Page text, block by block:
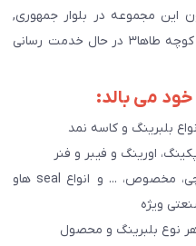
این مجموعه در بلوار جمهوری,
دروازه قرآن, بلوار نصر, خیابان سمند, کوچه طاها۳ در حال خدمت رسانی
می بالد:
بلبرینگ و کاسه نمد
اورینگ و فیبر و فنر
* تنها مرجع توزیع بلبرینگ های اینچی، مخصوص، ... و انواع seal هاو
ويژه
نوع بلبرینگ و محصول